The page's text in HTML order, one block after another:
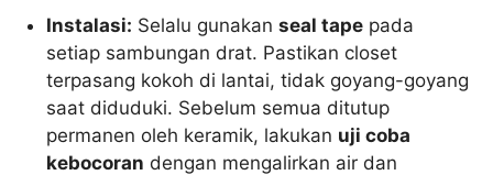
Instalasi: Selalu gunakanseal tape pada
setiap sambungan drat. Pastikan closet
terpasang kokoh di lantai, tidak goyang-goyang
saat diduduki. Sebelum semua ditutup
permanen oleh keramik, lakukan uji coba
kebocoran dengan mengalirkan air dan